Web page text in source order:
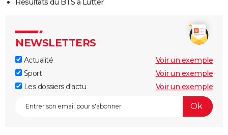
Résultats du BTS à Lutter
NEWSLETTERS
Actualité
Voir un exemple
Sport
Voir un exemple
Les dossiers d'actu
Voir un exemple